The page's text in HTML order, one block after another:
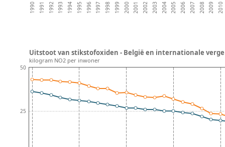
1990 1991 1992 1993 1994 1995 1996 1997 1998 1999 2000 2001 2002 2003 2004 2005 2006 2007 2008 2009 2010
25
50
Uitstoot van stikstofoxiden - België en internationale
kilogram NO2 per inwoner